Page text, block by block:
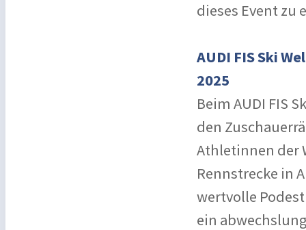
dieses Event zu
AUDI FIS Ski
2025
Beim AUDI FIS
den
Athletinnen der
Rennstrecke in
wertvolle
ein